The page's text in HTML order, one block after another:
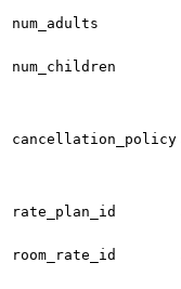
num_adults
num_children
cancellation_policy
rate_plan_id
room_rate_id